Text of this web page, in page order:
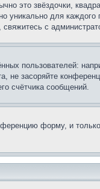
это звёздочки,
уникально для
с
пользователей:
не засоряйте
счётчика сообщений.
форму, и